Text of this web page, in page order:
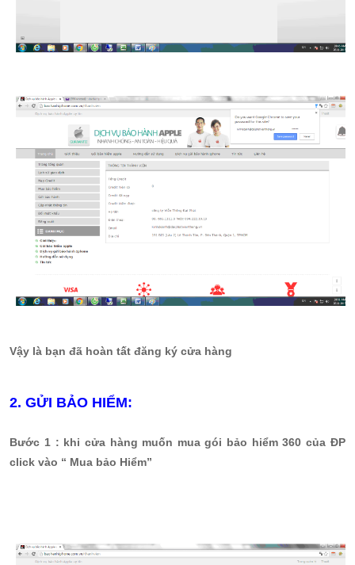
Vậy là bạn đã hoàn tất đăng ký cửa hàng
2. GỬI BẢO HIỂM:
Bước 1 : khi cửa hàng muốn mua gói bảo hiểm 360 của ĐP
click vào “ Mua bảo Hiểm”